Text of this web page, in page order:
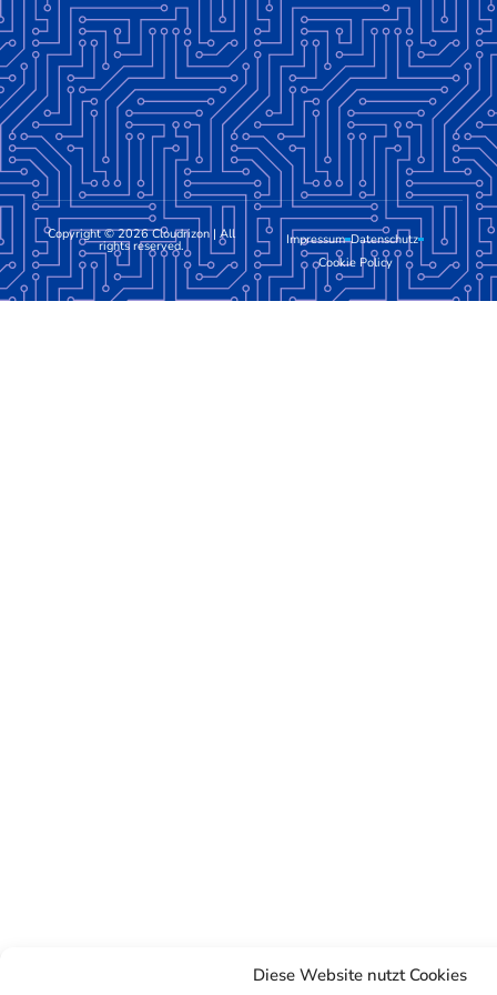
Diese Website nutzt Cookies
Copyright © 2026 Cloudrizon | All
rights reserved. Impressum Datenschutz
Cookie Policy